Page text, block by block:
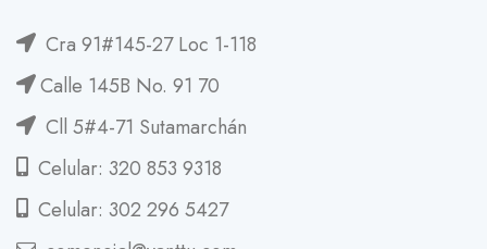
Cra 91#145-27 Loc 1-118
Calle 145B No. 91 70
Cll 5#4-71 Sutamarchán
Celular: 320 853 9318
Celular: 302 296 5427